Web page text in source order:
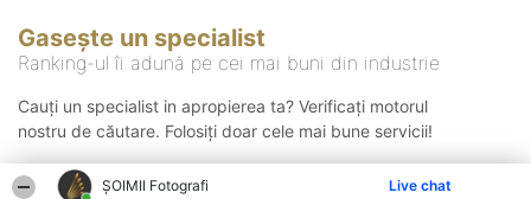
ȘOIMII Fotografi Live chat
Gasește un specialist
Ranking-ul îi adună pe cei mai buni din industrie
Cauți un specialist in apropierea ta? Verificați motorul
nostru de căutare. Folosiți doar cele mai bune servicii!